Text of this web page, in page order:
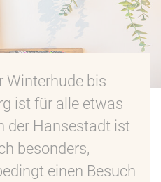
Winterhude bis
ist für alle etwas
der Hansestadt ist
besonders,
einen Besuch